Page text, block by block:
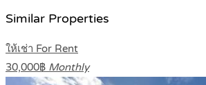
Similar Properties
ให้เช่า For Rent
30,000฿ Monthly